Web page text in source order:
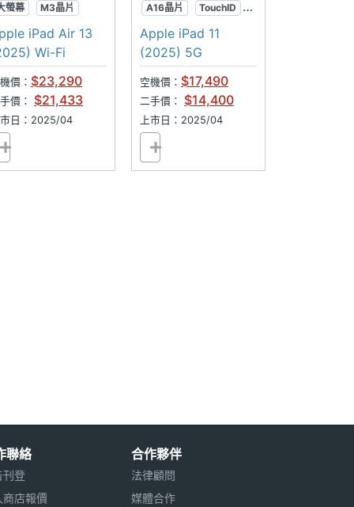
螢幕 M3晶片
iPad Air 13
Wi-Fi
價： $23,290
價： $21,433
市日：2025/04
A16晶片
TouchID
居中前相機
Apple iPad 11
(2025) 5G
空機價： $17,490
二手價： $14,400
上市日：2025/04
聯絡
刊登
商店報價
合作夥伴
法律顧問
媒體合作